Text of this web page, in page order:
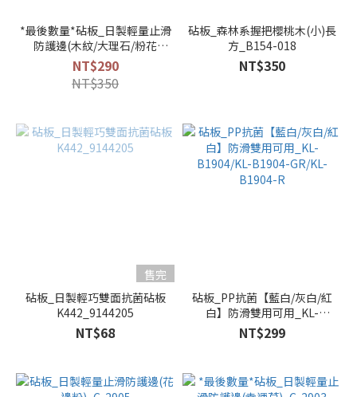
*最後數量*砧板_日製輕量止滑
防護邊(木紋/大理石/粉花
紋)_CC-1401/CC-1402/CC-
1403
NT$290
NT$350
砧板_森林系握把櫻桃木(小)長
方_B154-018
NT$350
售完
砧板_日製輕巧雙面抗菌砧板
K442_9144205
NT$68
砧板_PP抗菌【藍白/灰白/紅
白】防滑雙用可用_KL-
B1904/KL-B1904-GR/KL-
B1904-R
NT$299